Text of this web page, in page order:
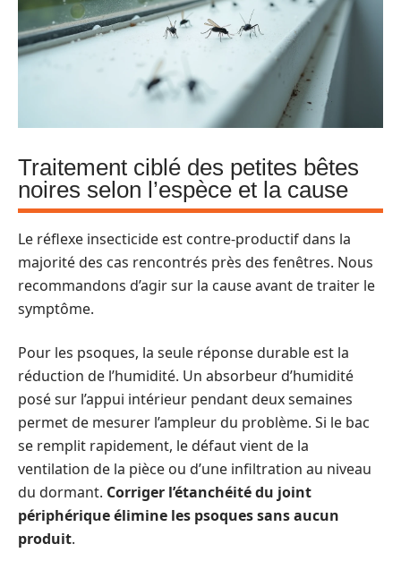
Traitement ciblé des petites bêtes
noires selon l’espèce et la cause
Le réflexe insecticide est contre-productif dans la
majorité des cas rencontrés près des fenêtres. Nous
recommandons d’agir sur la cause avant de traiter le
symptôme.
Pour les psoques, la seule réponse durable est la
réduction de l’humidité. Un absorbeur d’humidité
posé sur l’appui intérieur pendant deux semaines
permet de mesurer l’ampleur du problème. Si le bac
se remplit rapidement, le défaut vient de la
ventilation de la pièce ou d’une infiltration au niveau
du dormant. Corriger l’étanchéité du joint
périphérique élimine les psoques sans aucun
produit.